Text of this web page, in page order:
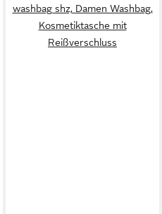
washbag shz, Damen Washbag,
Kosmetiktasche mit
Reißverschluss